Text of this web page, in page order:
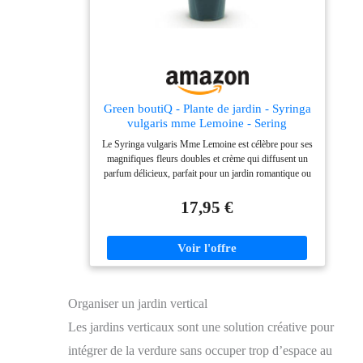
Green boutiQ - Plante de jardin - Syringa
vulgaris mme Lemoine - Sering
commune - Rustique - Blanc - 1 Plante -
Pot 17cm - Hauteur 45cm
Le Syringa vulgaris Mme Lemoine est célèbre pour ses
magnifiques fleurs doubles et crème qui diffusent un
parfum délicieux, parfait pour un jardin romantique ou
robuste a une croissance dense avec un feuillage vert
foncé, offrant un beau contraste avec les fleurs légères
Lemoine prospère dans un coin ensoleillé du jardin,
mais se révèle également magnifique dans un pot orné
se développe le mieux dans un sol bien drainé et
pour une croissance luxuriante et de magnifiques fleurs
la saison suivante. Syringa vulgaris Mme Lemoine est
17,95 €
Organiser un jardin vertical
Les jardins verticaux sont une solution créative pour
intégrer de la verdure sans occuper trop d’espace au